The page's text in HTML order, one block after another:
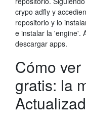
crypo adfly y
repositorio y lo
e instalar la 'engine'.
descargar apps.
Cómo
gratis: la